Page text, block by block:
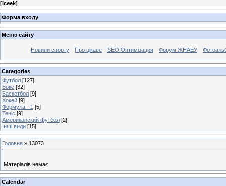
[Iceek]
Форма входу
Меню сайту
Новини спорту Про цікаве SEO Оптимізация Форум ЖНАЕУ
Categories
Футбол [127]
Бокс [32]
Баскетбол [9]
Хокей [9]
Формула - 1 [5]
Теніс [9]
Американский футбол [2]
Інші види [15]
Головна » 13073
Матеріалів немає
Calendar